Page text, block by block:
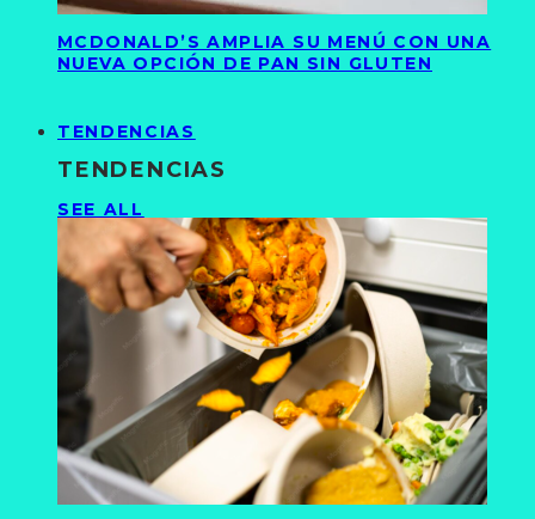
MCDONALD’S AMPLIA SU MENÚ CON UNA
NUEVA OPCIÓN DE PAN SIN GLUTEN
TENDENCIAS
TENDENCIAS
SEE ALL